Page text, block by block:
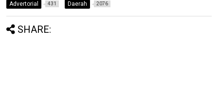
Advertorial 431 Daerah 2076
SHARE: